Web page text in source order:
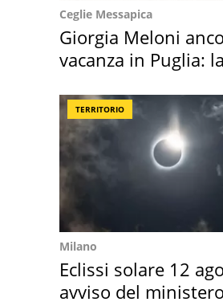
Ceglie Messapica
Giorgia Meloni
vacanza in Puglia: la
TERRITORIO
Milano
Eclissi solare 12
avviso del